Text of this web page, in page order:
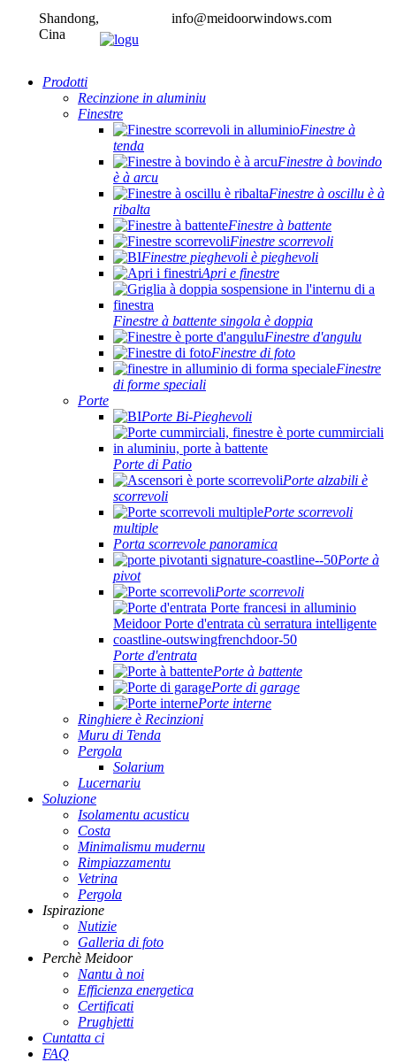
Shandong,
Cina
info@meidoorwindows.com
Prodotti
Recinzione in aluminiu
Finestre
Finestre à
tenda
Finestre à bovindo
è à arcu
Finestre à oscillu è à
ribalta
Finestre à battente
Finestre scorrevoli
Finestre pieghevoli è pieghevoli
Apri e finestre
Finestre à battente singola è doppia
Finestre d'angulu
Finestre di foto
Finestre
di forme speciali
Porte
Porte Bi-Pieghevoli
Porte di Patio
Porte alzabili è
scorrevoli
Porte scorrevoli
multiple
Porta scorrevole panoramica
Porte à
pivot
Porte scorrevoli
Porte d'entrata
Porte à battente
Porte di garage
Porte interne
Ringhiere è Recinzioni
Muru di Tenda
Pergola
Solarium
Lucernariu
Soluzione
Isolamentu acusticu
Costa
Minimalismu mudernu
Rimpiazzamentu
Vetrina
Pergola
Ispirazione
Nutizie
Galleria di foto
Perchè Meidoor
Nantu à noi
Efficienza energetica
Certificati
Prughjetti
Cuntatta ci
FAQ